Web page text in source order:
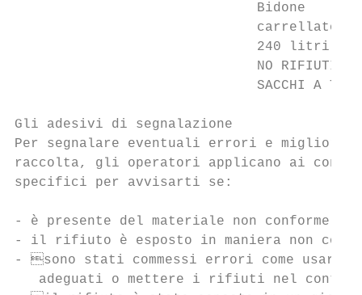
Bidone
carrellato
240 litri
NO RIFIUTI/
SACCHI A
Gli adesivi di segnalazione
Per segnalare eventuali errori e
raccolta, gli operatori applicano ai
specifici per avvisarti se:
- è presente del materiale non conforme;
- il rifiuto è esposto in maniera non
- sono stati commessi errori come usare
adeguati o mettere i rifiuti nel